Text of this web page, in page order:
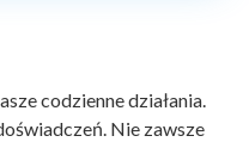
codzienne działania.
Nie zawsze